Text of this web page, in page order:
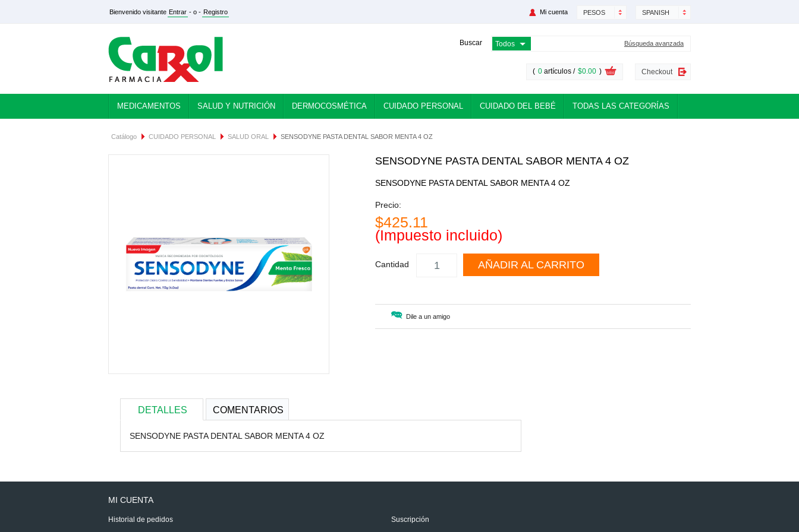
Bienvenido visitante Entrar - o - Registro SPANISH
PESOS
Mi cuenta
Buscar Búsqueda avanzada
( 0 artículos / $0.00 ) Checkout
MEDICAMENTOS SALUD Y NUTRICIÓN DERMOCOSMÉTICA CUIDADO PERSONAL CUIDADO DEL BEBÉ TODAS LAS CATEGORÍAS
Catálogo CUIDADO PERSONAL SALUD ORAL SENSODYNE PASTA DENTAL SABOR MENTA 4 OZ
SENSODYNE PASTA DENTAL SABOR MENTA 4 OZ
SENSODYNE PASTA DENTAL SABOR MENTA 4 OZ
Precio:
$425.11
(Impuesto incluido)
Cantidad AÑADIR AL CARRITO
Dile a un amigo
DETALLES COMENTARIOS
SENSODYNE PASTA DENTAL SABOR MENTA 4 OZ
MI CUENTA
Historial de pedidos Suscripción